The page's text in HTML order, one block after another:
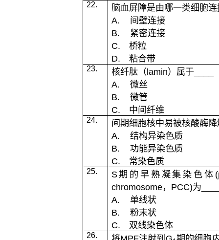
22.
脑血屏障是由哪一类细胞
A.
间壁连接
B.
紧密连接
C.
桥粒
D.
粘合带
23. 核纤肽（ lamin）属于____
A.
微丝
B.
微管
C.
中间纤维
24.
间期细胞核中易被核酸酶
A.
结构异染色质
B.
功能异染色质
C.
常染色质
25. S期的早熟凝集染色体
chromosome， PCC)为
A.
单线状
B.
粉末状
C.
双线染色体
26.